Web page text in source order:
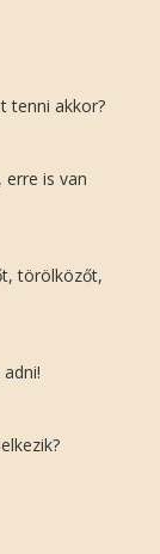
tenni akkor?
erre is van
törölközőt,